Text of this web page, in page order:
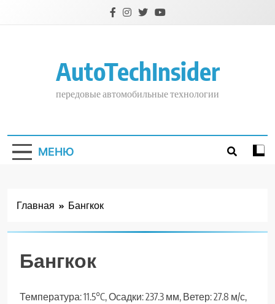
AutoTechInsider
передовые автомобильные технологии
МЕНЮ
Главная Бангкок
Бангкок
Температура: 11.5°C, Осадки: 237.3 мм, Ветер: 27.8 м/с,